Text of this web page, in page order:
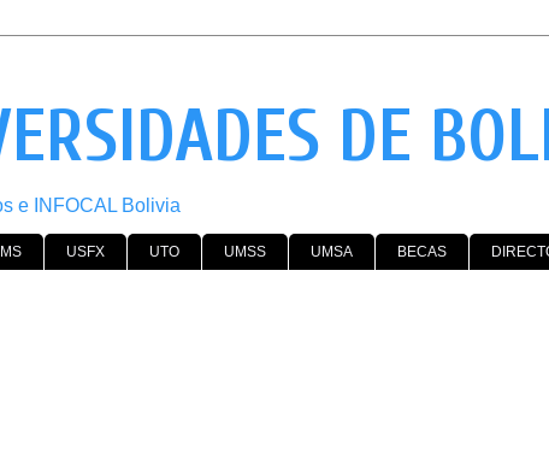
DE
e INFOCAL Bolivia
USFX UTO UMSS UMSA BECAS